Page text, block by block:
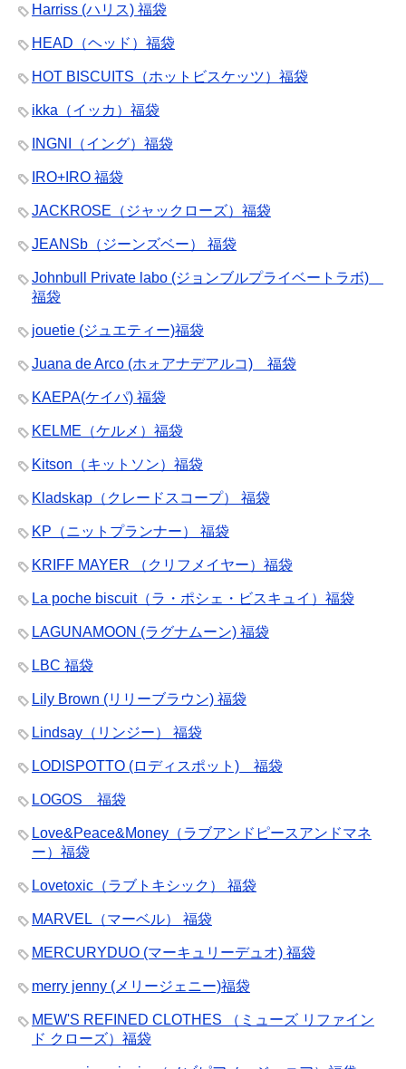
Harriss (ハリス) 福袋
HEAD（ヘッド）福袋
HOT BISCUITS（ホットビスケッツ）福袋
ikka（イッカ）福袋
INGNI（イング）福袋
IRO+IRO 福袋
JACKROSE（ジャックローズ）福袋
JEANSb（ジーンズベー） 福袋
Johnbull Private labo (ジョンブルプライベートラボ)
福袋
jouetie (ジュエティー)福袋
Juana de Arco (ホォアナデアルコ) 福袋
KAEPA(ケイパ) 福袋
KELME（ケルメ）福袋
Kitson（キットソン）福袋
Kladskap（クレードスコープ） 福袋
KP（ニットプランナー） 福袋
KRIFF MAYER （クリフメイヤー）福袋
La poche biscuit（ラ・ポシェ・ビスキュイ）福袋
LAGUNAMOON (ラグナムーン) 福袋
LBC 福袋
Lily Brown (リリーブラウン) 福袋
Lindsay（リンジー） 福袋
LODISPOTTO (ロディスポット) 福袋
LOGOS 福袋
Love&Peace&Money（ラブアンドピースアンドマネ
ー）福袋
Lovetoxic（ラブトキシック） 福袋
MARVEL（マーベル） 福袋
MERCURYDUO (マーキュリーデュオ) 福袋
merry jenny (メリージェニー)福袋
MEW'S REFINED CLOTHES （ミューズ リファイン
ド クローズ）福袋